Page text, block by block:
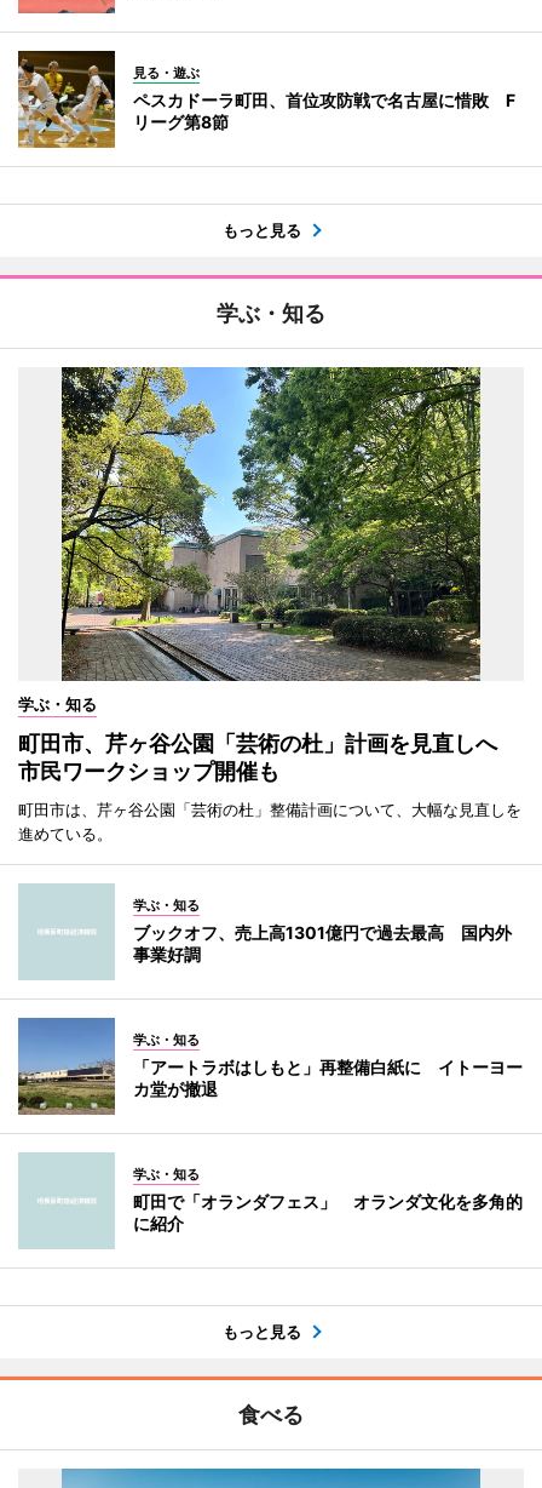
見る・遊ぶ
ペスカドーラ町田、首位攻防戦で名古屋に惜敗 F
リーグ第8節
もっと見る
学ぶ・知る
学ぶ・知る
町田市、芹ヶ谷公園「芸術の杜」計画を見直しへ
市民ワークショップ開催も
町田市は、芹ヶ谷公園「芸術の杜」整備計画について、大幅な見直しを
進めている。
学ぶ・知る
ブックオフ、売上高1301億円で過去最高 国内外
事業好調
学ぶ・知る
「アートラボはしもと」再整備白紙に イトーヨー
カ堂が撤退
学ぶ・知る
町田で「オランダフェス」 オランダ文化を多角的
に紹介
もっと見る
食べる